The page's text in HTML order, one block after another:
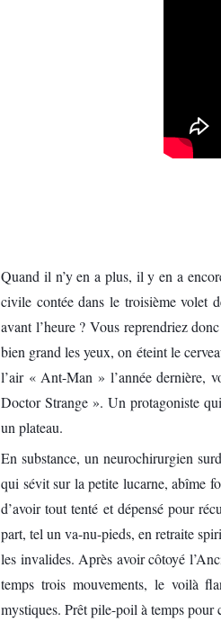
Quand il n’y en a plus, il y en a
civile contée dans le troisième volet
avant l’heure ? Vous reprendriez
bien grand les yeux, on éteint le
l’air « Ant-Man » l’année dernière,
Doctor Strange ». Un protagoniste
un plateau.
En substance, un neurochirurgien
qui sévit sur la petite lucarne, abîme
d’avoir tout tenté et dépensé pour
part, tel un va-nu-pieds, en retraite
les invalides. Après avoir côtoyé
temps trois mouvements, le voilà
mystiques. Prêt pile-poil à temps